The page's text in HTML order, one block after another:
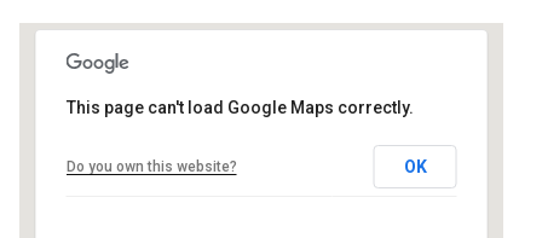
Centro Isadora Duncan
This page can't load Google Maps correctly.
Do you own this website? OK